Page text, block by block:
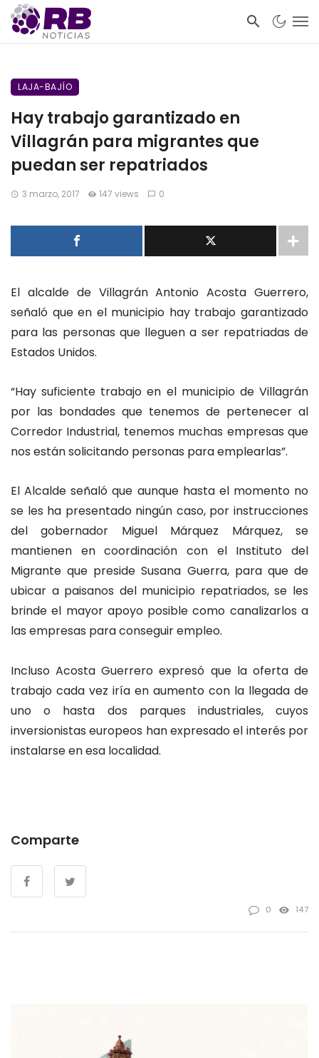
LAJA-BAJÍO
Hay trabajo garantizado en
Villagrán para migrantes que
puedan ser repatriados
3 marzo, 2017 147 views 0
El alcalde de Villagrán Antonio Acosta Guerrero,
señaló que en el municipio hay trabajo garantizado
para las personas que lleguen a ser repatriadas de
Estados Unidos.
“Hay suficiente trabajo en el municipio de Villagrán
por las bondades que tenemos de pertenecer al
Corredor Industrial, tenemos muchas empresas que
nos están solicitando personas para emplearlas”.
El Alcalde señaló que aunque hasta el momento no
se les ha presentado ningún caso, por instrucciones
del gobernador Miguel Márquez Márquez, se
mantienen en coordinación con el Instituto del
Migrante que preside Susana Guerra, para que de
ubicar a paisanos del municipio repatriados, se les
brinde el mayor apoyo posible como canalizarlos a
las empresas para conseguir empleo.
Incluso Acosta Guerrero expresó que la oferta de
trabajo cada vez iría en aumento con la llegada de
uno o hasta dos parques industriales, cuyos
inversionistas europeos han expresado el interés por
instalarse en esa localidad.
Comparte
0 147